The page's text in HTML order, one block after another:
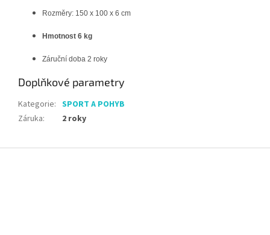
Rozměry: 150 x 100 x 6 cm
Hmotnost 6 kg
Záruční doba 2 roky
Doplňkové parametry
Kategorie: SPORT A POHYB
Záruka: 2 roky